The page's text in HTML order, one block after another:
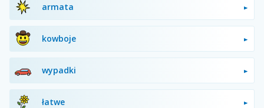
armata
kowboje
wypadki
łatwe